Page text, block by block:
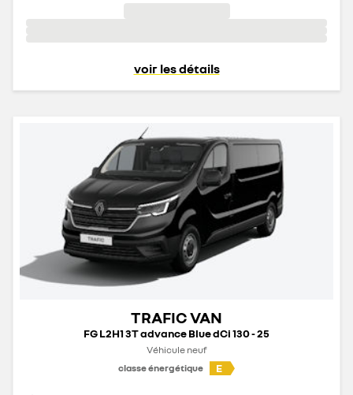
voir les détails
TRAFIC VAN
FG L2H1 3T advance Blue dCi 130 - 25
Véhicule neuf
classe énergétique
E